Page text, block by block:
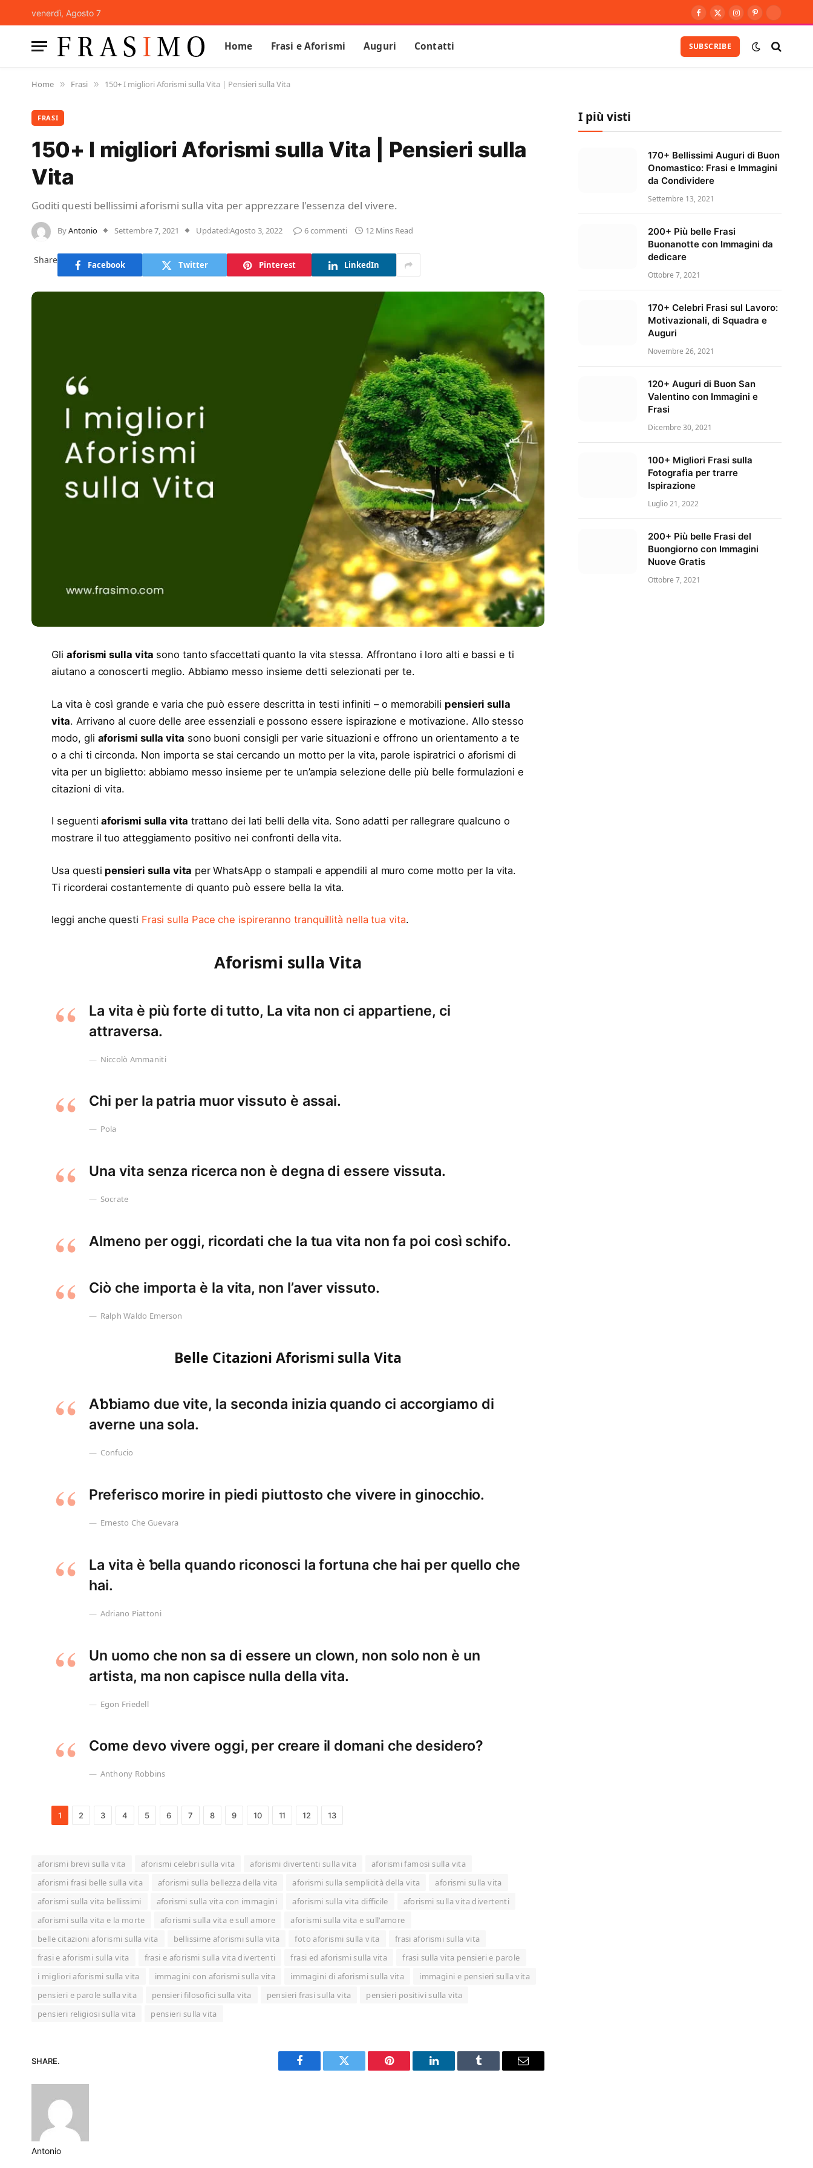
venerdì, Agosto 7
Facebook
X
Instagram
Pinterest
Vimeo
Home Frasi e Aforismi Auguri Contatti SUBSCRIBE
Home » Frasi » 150+ I migliori Aforismi sulla Vita | Pensieri sulla Vita
FRASI
150+ I migliori Aforismi sulla Vita | Pensieri sulla
Vita
Goditi questi bellissimi aforismi sulla vita per apprezzare l'essenza del vivere.
ByAntonio Settembre 7, 2021 Updated:Agosto 3, 2022 6 commenti 12 Mins Read
Share Facebook Twitter Pinterest LinkedIn
Gliaforismi sulla vita sono tanto sfaccettati quanto la vita stessa. Affrontano i loro alti e bassi e ti
aiutano a conoscerti meglio. Abbiamo messo insieme detti selezionati per te.
La vita è così grande e varia che può essere descritta in testi infiniti – o memorabili pensieri sulla
vita. Arrivano al cuore delle aree essenziali e possono essere ispirazione e motivazione. Allo stesso
modo, gli aforismi sulla vita sono buoni consigli per varie situazioni e offrono un orientamento a te
o a chi ti circonda. Non importa se stai cercando un motto per la vita, parole ispiratrici o aforismi di
vita per un biglietto: abbiamo messo insieme per te un’ampia selezione delle più belle formulazioni e
citazioni di vita.
I seguentiaforismi sulla vita trattano dei lati belli della vita. Sono adatti per rallegrare qualcuno o
mostrare il tuo atteggiamento positivo nei confronti della vita.
Usa questi pensieri sulla vita per WhatsApp o stampali e appendili al muro come motto per la vita.
Ti ricorderai costantemente di quanto può essere bella la vita.
leggi anche questi Frasi sulla Pace che ispireranno tranquillità nella tua vita.
Aforismi sulla Vita
La vita è più forte di tutto, La vita non ci appartiene, ci
attraversa.
Niccolò Ammaniti
Chi per la patria muor vissuto è assai.
Pola
Una vita senza ricerca non è degna di essere vissuta.
Socrate
Almeno per oggi, ricordati che la tua vita non fa poi così schifo.
Ciò che importa è la vita, non l’aver vissuto.
Ralph Waldo Emerson
Belle Citazioni Aforismi sulla Vita
Aƅƅiamo due vite, la seconda inizia quando ci accorgiamo di
averne una sola.
Confucio
Preferisco morire in piedi piuttosto che vivere in ginocchio.
Ernesto Che Guevara
La vita è ƅella quando riconosci la fortuna che hai per quello che
hai.
Adriano Piattoni
Un uomo che non sa di essere un clown, non solo non è un
artista, ma non capisce nulla della vita.
Egon Friedell
Come devo vivere oggi, per creare il domani che desidero?
Anthony Robbins
1 2 3 4 5 6 7 8 9 10 11 12 13
aforismi brevi sulla vita aforismi celebri sulla vita aforismi divertenti sulla vita
aforismi famosi sulla vita
aforismi frasi belle sulla vita
aforismi sulla bellezza della vita aforismi sulla semplicità della vita
aforismi sulla vita
aforismi sulla vita bellissimi
aforismi sulla vita con immagini aforismi sulla vita difficile
aforismi sulla vita divertenti
aforismi sulla vita e la morte
aforismi sulla vita e sull amore
aforismi sulla vita e sull'amore
belle citazioni aforismi sulla vita
bellissime aforismi sulla vita foto aforismi sulla vita
frasi aforismi sulla vita
frasi e aforismi sulla vita
frasi e aforismi sulla vita divertenti frasi ed aforismi sulla vita
frasi sulla vita pensieri e parole
i migliori aforismi sulla vita
immagini con aforismi sulla vita immagini di aforismi sulla vita
immagini e pensieri sulla vita
pensieri e parole sulla vita
pensieri filosofici sulla vita pensieri frasi sulla vita
pensieri positivi sulla vita
pensieri religiosi sulla vita
pensieri sulla vita
SHARE.
Facebook Twitter Pinterest LinkedIn Tumblr Email
Antonio
I più visti
170+ Bellissimi Auguri di Buon
Onomastico: Frasi e Immagini
da Condividere
Settembre 13, 2021
200+ Più belle Frasi
Buonanotte con Immagini da
dedicare
Ottobre 7, 2021
170+ Celebri Frasi sul Lavoro:
Motivazionali, di Squadra e
Auguri
Novembre 26, 2021
120+ Auguri di Buon San
Valentino con Immagini e
Frasi
Dicembre 30, 2021
100+ Migliori Frasi sulla
Fotografia per trarre
Ispirazione
Luglio 21, 2022
200+ Più belle Frasi del
Buongiorno con Immagini
Nuove Gratis
Ottobre 7, 2021